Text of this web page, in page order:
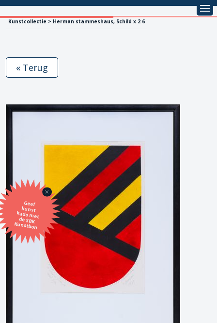
Kunstcollectie > Herman stammeshaus, Schild x 2 6
Geef
kunst
kado met
de SBK
Kunstbon
« Terug